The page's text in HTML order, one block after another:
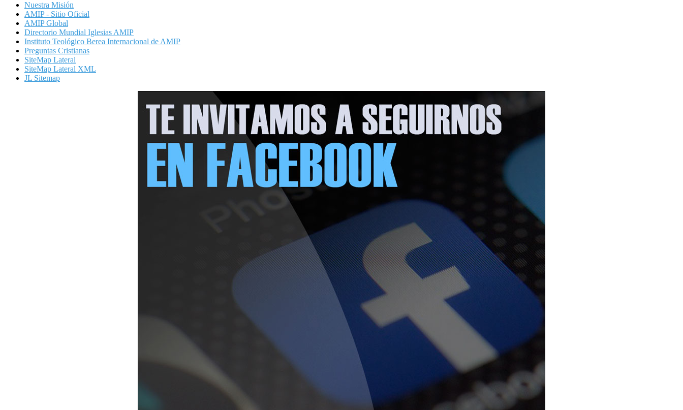
Nuestra Misión
AMIP - Sitio Oficial
AMIP Global
Directorio Mundial Iglesias AMIP
Instituto Teológico Berea Internacional de AMIP
Preguntas Cristianas
SiteMap Lateral
SiteMap Lateral XML
JL Sitemap